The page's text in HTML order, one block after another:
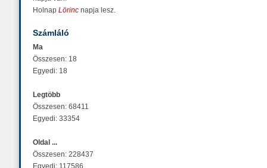
Holnap Lörinc napja lesz.
Számláló
Ma
Összesen: 18
Egyedi: 18
Legtöbb
Összesen: 68411
Egyedi: 33354
Oldal ...
Összesen: 228437
Egyedi: 117586